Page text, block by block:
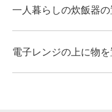
一人暮らしの炊飯器
電子レンジの上に物